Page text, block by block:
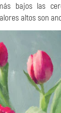
bajos las
altos son